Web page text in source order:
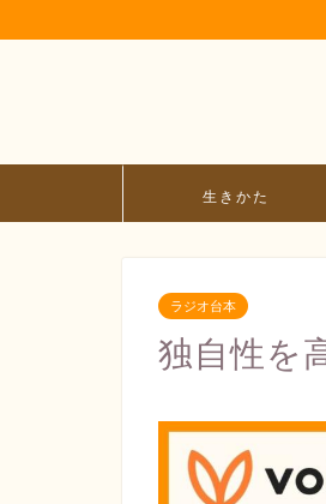
生きかた
ラジオ台本
独自性を